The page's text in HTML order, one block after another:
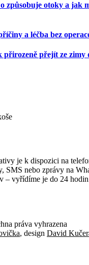
způsobuje otoky a jak
a léčba bez
přejít ze zimy
je k dispozici na
SMS nebo zprávy na
– vyřídíme je do 24
práva vyhrazena
, design David